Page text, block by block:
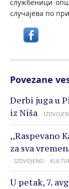
службеници
случајева по
Povezane
Derbi juga u
iz Niša
,,Raspevano
za sva
IZDVOJENO
U petak, 7.